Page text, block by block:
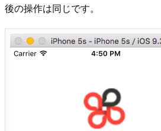
後の操作は同じです。